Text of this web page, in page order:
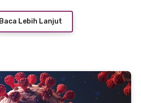
Baca Lebih Lanjut